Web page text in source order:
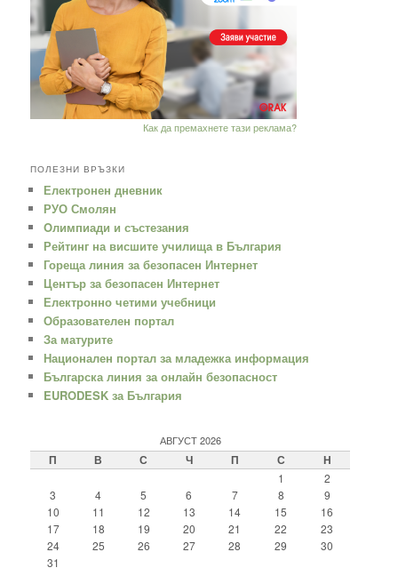
Как да премахнете тази реклама?
ПОЛЕЗНИ ВРЪЗКИ
Електронен дневник
РУО Смолян
Oлимпиади и състезания
Рейтинг на висшите училища в България
Гореща линия за безопасен Интернет
Център за безопасен Интернет
Електронно четими учебници
Образователен портал
За матурите
Национален портал за младежка информация
Българска линия за онлайн безопасност
EURODESK за България
АВГУСТ 2026
П В С Ч П С Н
1
2
3
4 5 6 7 8
9
10
11 12 13 14 15
16
17
18 19 20 21 22
23
24
25 26 27 28 29
30
31